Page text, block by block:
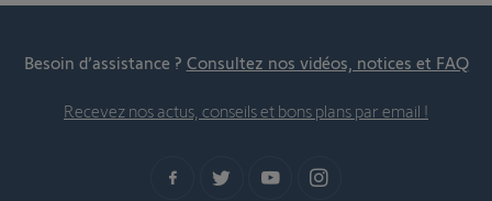
Besoin d’assistance ? Consultez nos vidéos, notices et FAQ
Recevez nos actus, conseils et bons plans par email !